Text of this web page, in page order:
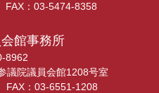
：03-5474-8358
館事務所
8962
院議員会館1208号室
：03-6551-1208